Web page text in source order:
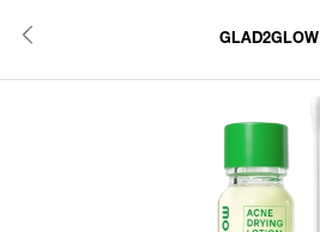
GLAD2GLOW